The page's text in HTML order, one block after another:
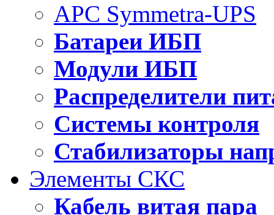
APC Symmetra-UPS
Батареи ИБП
Модули ИБП
Распределители
Системы контроля
Стабилизаторы
Элементы СКС
Кабель витая пара